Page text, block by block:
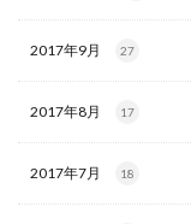
2017年9月 27
2017年8月 17
2017年7月 18